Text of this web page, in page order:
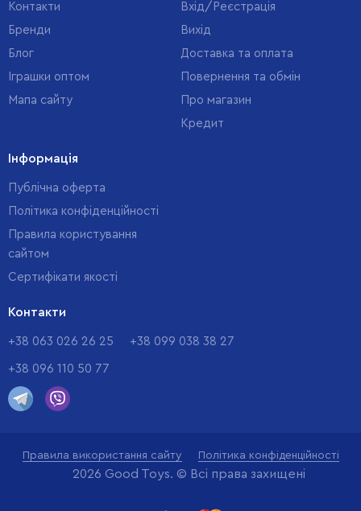
Контакти
Бренди
Блог
Іграшки оптом
Мапа сайту
Вхід/Реєстрація
Вихід
Доставка та оплата
Повернення та обмін
Про магазин
Кредит
Інформація
Публічна оферта
Політика конфіденційності
Правила користування
сайтом
Cертифікати якості
Контакти
+38 063 026 26 25 +38 099 038 38 27
+38 096 110 50 77
Правила використання сайту Політика конфіденційності
2026 Good Toys. © Всі права захищені